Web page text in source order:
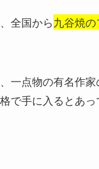
全国から九谷焼
一点物の有名作
手に入るとあっ